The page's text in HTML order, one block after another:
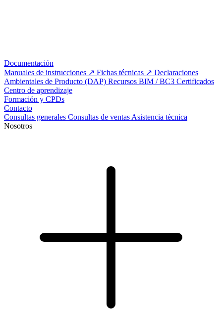
Documentación
Manuales de instrucciones
Fichas técnicas
Declaraciones
Ambientales de Producto (DAP) Recursos BIM / BC3 Certificados
Centro de aprendizaje
Formación y CPDs
Contacto
Consultas generales Consultas de ventas Asistencia técnica
Nosotros